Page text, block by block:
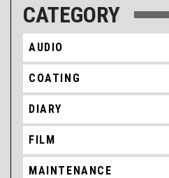
CATEGORY
AUDIO
COATING
DIARY
FILM
MAINTENANCE